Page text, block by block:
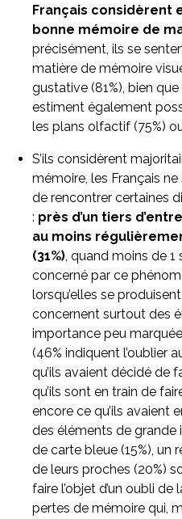
Français considèrent
bonne mémoire de
précisément, ils se
matière de mémoire
gustative (81%), bien
estiment également
les plans olfactif (75%)
S’ils considèrent
mémoire, les Français
de rencontrer certaines
: près d’un tiers
au moins
(31%), quand moins de 1
concerné par ce
lorsqu’elles se
concernent surtout des
importance peu marquée
(46% indiquent l’oublier
qu’ils avaient décidé de
qu’ils sont en train de
encore ce qu’ils avaient
des éléments de
de carte bleue (15%), un
de leurs proches (20%)
faire l’objet d’un oubli
pertes de mémoire qui,